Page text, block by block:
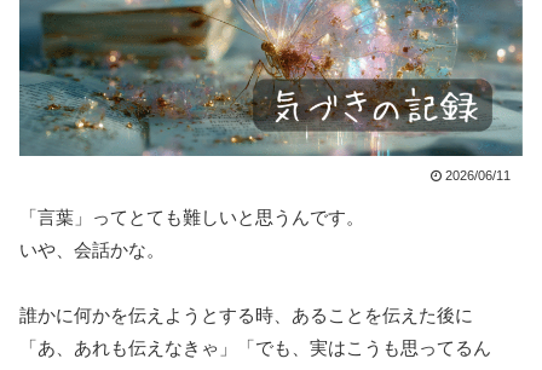
2026/06/11
「言葉」ってとても難しいと思うんです。
いや、会話かな。
誰かに何かを伝えようとする時、あることを伝えた後に
「あ、あれも伝えなきゃ」「でも、実はこうも思ってるん